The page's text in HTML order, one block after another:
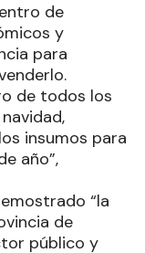
de
y
para
de todos los
insumos para
año”,
“la
de
público y